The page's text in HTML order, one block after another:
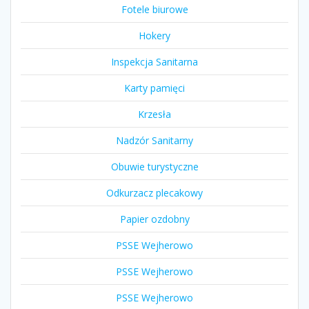
Fotele biurowe
Hokery
Inspekcja Sanitarna
Karty pamięci
Krzesła
Nadzór Sanitarny
Obuwie turystyczne
Odkurzacz plecakowy
Papier ozdobny
PSSE Wejherowo
PSSE Wejherowo
PSSE Wejherowo